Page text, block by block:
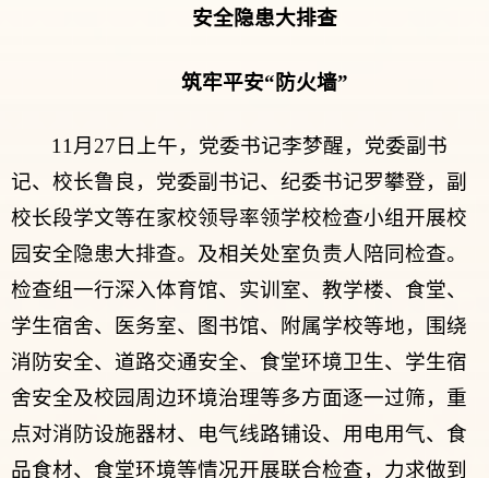
安全隐患大排查
筑牢平安“防火墙”
11月27日上午，党委书记李梦醒，党委副书
记、校长鲁良，党委副书记、纪委书记罗攀登，副
校长段学文等在家校领导率领学校检查小组开展校
园安全隐患大排查。及相关处室负责人陪同检查。
检查组一行深入体育馆、实训室、教学楼、食堂、
学生宿舍、医务室、图书馆、附属学校等地，围绕
消防安全、道路交通安全、食堂环境卫生、学生宿
舍安全及校园周边环境治理等多方面逐一过筛，重
点对消防设施器材、电气线路铺设、用电用气、食
品食材、食堂环境等情况开展联合检查，力求做到